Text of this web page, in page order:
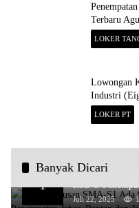
Terbaru
LOKER
Lowongan
Industri
LOKER PT
Banyak Dicari
1
Untuk Lulusan
Roti’O
Juli 22, 2025